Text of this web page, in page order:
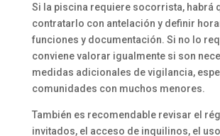
Si la piscina requiere socorrista, habrá
contratarlo con antelación y definir
funciones y documentación. Si no lo
conviene valorar igualmente si son
medidas adicionales de vigilancia,
comunidades con muchos menores.
También es recomendable revisar el
invitados, el acceso de inquilinos, el